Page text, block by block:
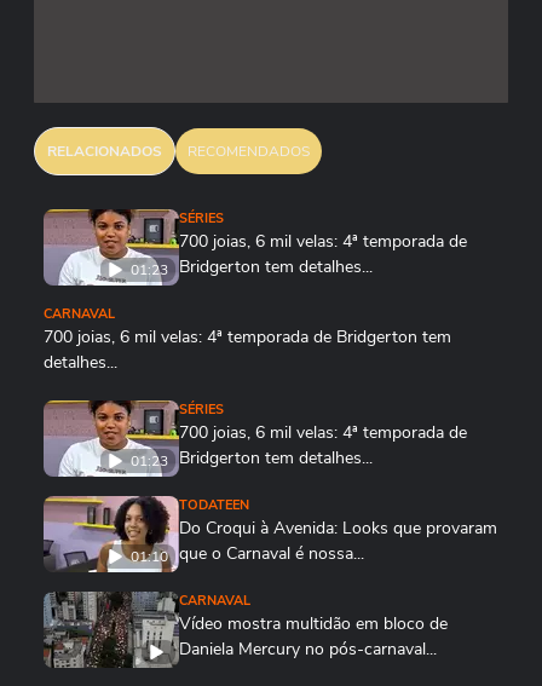
RELACIONADOS RECOMENDADOS
01:23
SÉRIES
700 joias, 6 mil velas: 4ª temporada de
Bridgerton tem detalhes...
CARNAVAL
700 joias, 6 mil velas: 4ª temporada de Bridgerton tem
detalhes...
01:23
SÉRIES
700 joias, 6 mil velas: 4ª temporada de
Bridgerton tem detalhes...
01:10
TODATEEN
Do Croqui à Avenida: Looks que provaram
que o Carnaval é nossa...
CARNAVAL
Vídeo mostra multidão em bloco de
Daniela Mercury no pós-carnaval...